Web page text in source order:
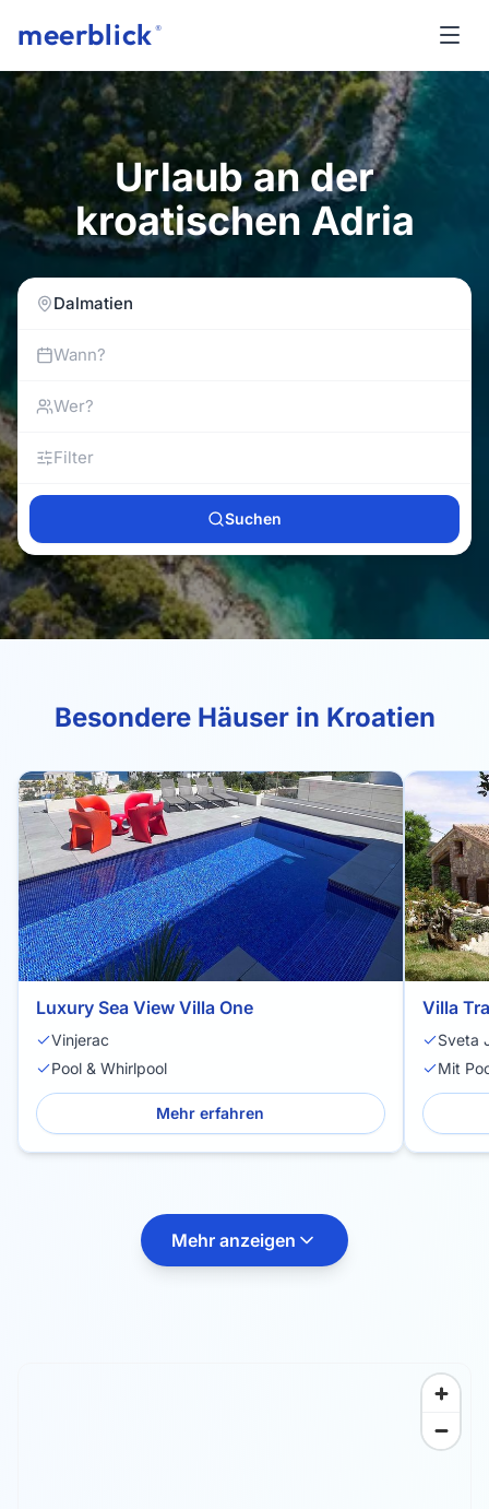
meerblick ®
Urlaub an der
kroatischen Adria
Dalmatien
Wann?
Wer?
Filter
Suchen
Besondere Häuser in Kroatien
Luxury Sea View Villa One
Vinjerac
Pool & Whirlpool
Mehr erfahren
Villa
Sveta
Mit
Mehr anzeigen